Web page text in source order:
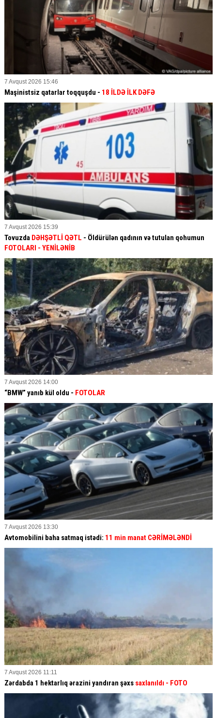
7 Avqust 2026 15:46
Maşinistsiz qatarlar toqquşdu - 18 İLDƏ İLK DƏFƏ
7 Avqust 2026 15:39
Tovuzda DƏHŞƏTLİ QƏTL - Öldürülən qadının və tutulan qohumun
FOTOLARI - YENİLƏNİB
7 Avqust 2026 14:00
“BMW” yanıb kül oldu - FOTOLAR
7 Avqust 2026 13:30
Avtomobilini baha satmaq istədi: 11 min manat CƏRİMƏLƏNDİ
7 Avqust 2026 11:11
Zərdabda 1 hektarlıq ərazini yandıran şəxs saxlanıldı - FOTO